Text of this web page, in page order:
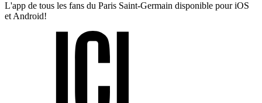
L'app de tous les fans du Paris Saint-Germain disponible pour iOS
et Android!